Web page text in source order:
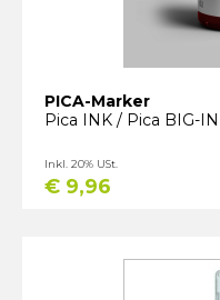
PICA-Marker
Pica INK / Pica BIG-
€ 9,96
Inkl. 20% USt.